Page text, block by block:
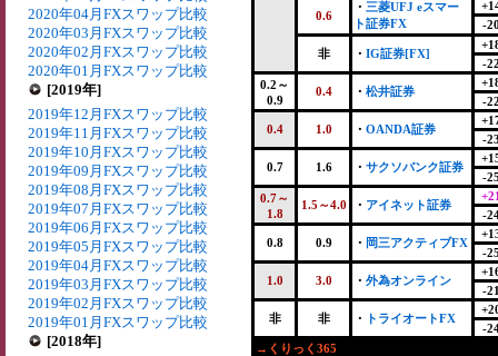
2020年04月FXスワップ比較
2020年03月FXスワップ比較
2020年02月FXスワップ比較
2020年01月FXスワップ比較
[2019年]
2019年12月FXスワップ比較
2019年11月FXスワップ比較
2019年10月FXスワップ比較
2019年09月FXスワップ比較
2019年08月FXスワップ比較
2019年07月FXスワップ比較
2019年06月FXスワップ比較
2019年05月FXスワップ比較
2019年04月FXスワップ比較
2019年03月FXスワップ比較
2019年02月FXスワップ比較
2019年01月FXスワップ比較
[2018年]
0.6
・ 三菱UFJ eスマー
ト証券FX
-
非 ・ IG証券[FX]
-
0.2～
0.9
0.4 ・ 松井証券
-
0.4 1.0 ・ OANDA証券
-
0.7 1.6 ・ サクソバンク証券
-
0.7～
1.8
1.5～4.0 ・ アイネット証券
-
0.8 0.9 ・ 岡三アクティブFX
-
1.0 3.0 ・ 外為オンライン
-
非 非 ・ トライオートFX
-
→くりっく365